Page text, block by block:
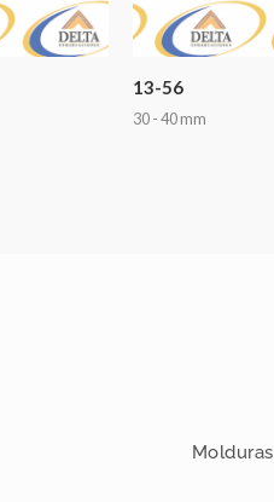
13-56
30 - 40 mm
Molduras